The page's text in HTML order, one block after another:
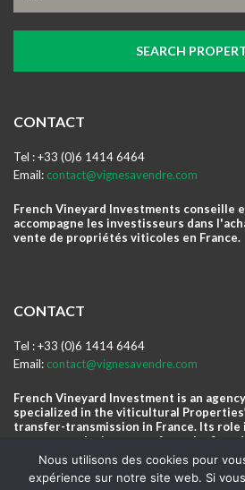
CONTACT
Tel : +33 (0)6 1414 6464
Email: contact@vignesavendre.com
French Vineyard Investments conseille
accompagne les investisseurs dans
vente de propriétés viticoles en France.
CONTACT
Tel : +33 (0)6 1414 6464
Email: contact@vignesavendre.com
French Vineyard Investment is an agency
specialized in the viticultural Properties’
transfer-transmission in France. Its role
accompany the investors from the first
the winery daily management.
Nous utilisons des cookies pour
expérience sur notre site web. Si